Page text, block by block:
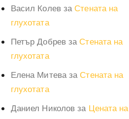
Васил Колевза Стената на
глухотата
Петър Добревза Стената на
глухотата
Елена Митеваза Стената на
глухотата
Даниел Николов за Цената на